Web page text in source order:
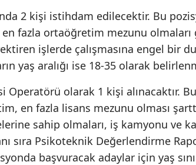
2 kişi istihdam edilecektir. Bu
fazla ortaöğretim mezunu olmaları
işlerde çalışmasına engel bir
yaş aralığı ise 18-35 olarak
Operatörü olarak 1 kişi alınacaktır.
en fazla lisans mezunu olması
sahip olmaları, iş kamyonu ve
sıra Psikoteknik Değerlendirme
başvuracak adaylar için yaş